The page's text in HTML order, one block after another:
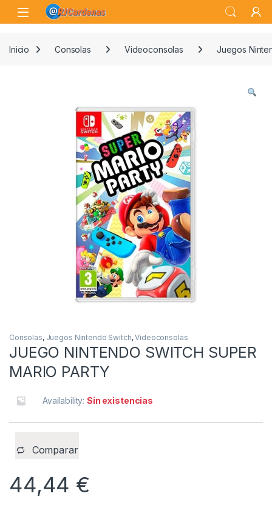
Skip to navigation
Skip to content
Open
Inicio Consolas Videoconsolas Juegos
Consolas, Juegos Nintendo Switch,Videoconsolas
JUEGO NINTENDO SWITCH SUPER
MARIO PARTY
Availability:Sin existencias
Comparar
44,44 €